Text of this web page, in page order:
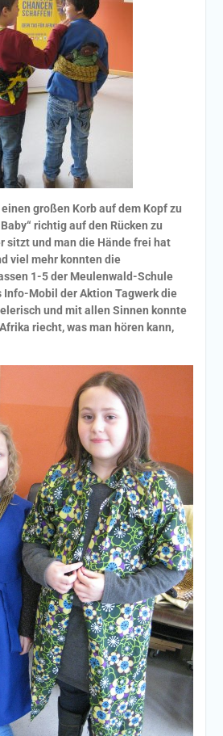
großen Korb auf dem Kopf zu
richtig auf den Rücken zu
sitzt und man die Hände frei hat
viel mehr konnten die
1-5 der Meulenwald-Schule
Info-Mobil der Aktion Tagwerk die
und mit allen Sinnen konnte
riecht, was man hören kann,